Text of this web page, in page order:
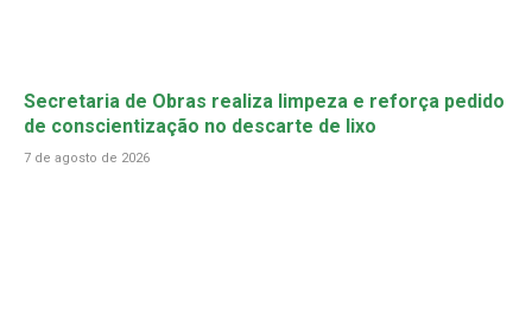
Secretaria de Obras realiza limpeza e reforça pedido
de conscientização no descarte de lixo
7 de agosto de 2026